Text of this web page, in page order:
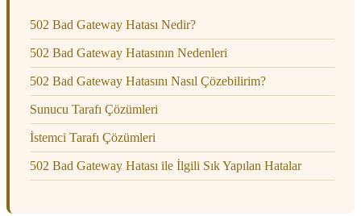
502 Bad Gateway Hatası Nedir?
502 Bad Gateway Hatasının Nedenleri
502 Bad Gateway Hatasını Nasıl Çözebilirim?
Sunucu Tarafı Çözümleri
İstemci Tarafı Çözümleri
502 Bad Gateway Hatası ile İlgili Sık Yapılan Hatalar